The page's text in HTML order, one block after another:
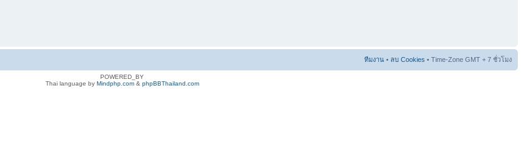
ทีมงาน • ลบ Cookies • Time-Zone GMT + 7 ชั่วโมง
POWERED_BY
Thai language by Mindphp.com& phpBBThailand.com